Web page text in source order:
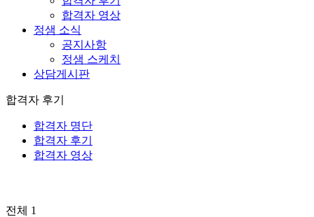
합격자 영상
정샘 소식
공지사항
정샘 스케치
상담게시판
합격자 후기
합격자 명단
합격자 후기
합격자 영상
전체 1